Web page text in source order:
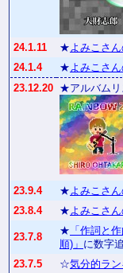
24.1.11 ★よみこさ
24.1.4
★よみこさ
23.12.20 ★アルバムリ
23.9.4
★よみこさ
23.8.4
★よみこさ
23.7.8
★ 「作詞と
順)」 に数字追
23.7.5
☆気分的ラ